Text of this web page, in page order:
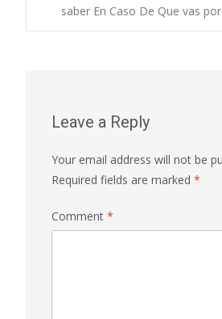
saber En Caso De Que vas
Leave a Reply
Your email address will not be
Required fields are marked *
Comment *